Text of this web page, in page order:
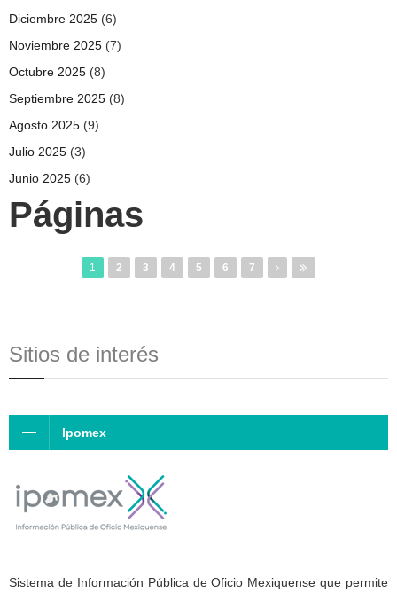
Diciembre 2025 (6)
Noviembre 2025 (7)
Octubre 2025 (8)
Septiembre 2025 (8)
Agosto 2025 (9)
Julio 2025 (3)
Junio 2025 (6)
Páginas
1 2 3 4 5 6 7
Sitios de interés
Ipomex
Sistema de Información Pública de Oficio Mexiquense que permite